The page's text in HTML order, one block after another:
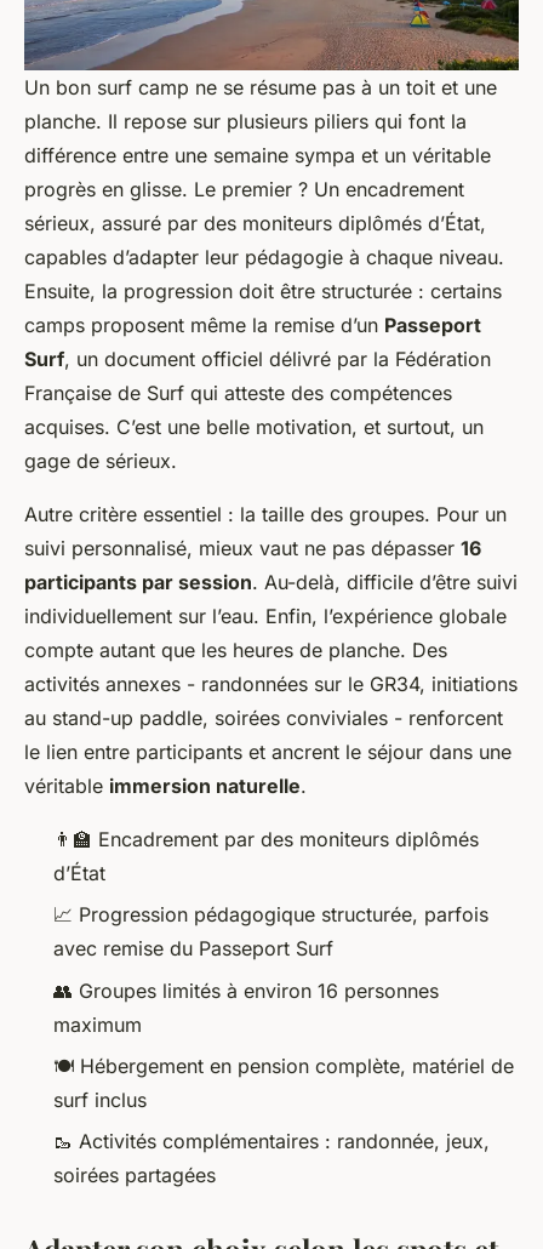
Un bon surf camp ne se résume pas à un toit et une
planche. Il repose sur plusieurs piliers qui font la
différence entre une semaine sympa et un véritable
progrès en glisse. Le premier ? Un encadrement
sérieux, assuré par des moniteurs diplômés d’État,
capables d’adapter leur pédagogie à chaque niveau.
Ensuite, la progression doit être structurée : certains
camps proposent même la remise d’un Passeport
Surf, un document officiel délivré par la Fédération
Française de Surf qui atteste des compétences
acquises. C’est une belle motivation, et surtout, un
gage de sérieux.
Autre critère essentiel : la taille des groupes. Pour un
suivi personnalisé, mieux vaut ne pas dépasser 16
participants par session. Au-delà, difficile d’être suivi
individuellement sur l’eau. Enfin, l’expérience globale
compte autant que les heures de planche. Des
activités annexes - randonnées sur le GR34, initiations
au stand-up paddle, soirées conviviales - renforcent
le lien entre participants et ancrent le séjour dans une
véritable immersion naturelle.
👨‍🏫 Encadrement par des moniteurs diplômés
d’État
📈 Progression pédagogique structurée, parfois
avec remise du Passeport Surf
👥 Groupes limités à environ 16 personnes
maximum
🍽️ Hébergement en pension complète, matériel de
surf inclus
🥾 Activités complémentaires : randonnée, jeux,
soirées partagées